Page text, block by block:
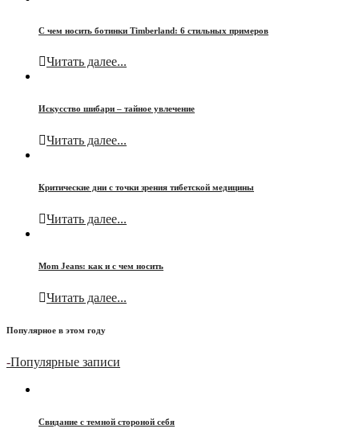
С чем носить ботинки Timberland: 6 стильных примеров
Читать далее...
Искусство шибари – тайное увлечение
Читать далее...
Критические дни с точки зрения тибетской медицины
Читать далее...
Mom Jeans: как и с чем носить
Читать далее...
Популярное в этом году
-Популярные записи
Свидание с темной стороной себя